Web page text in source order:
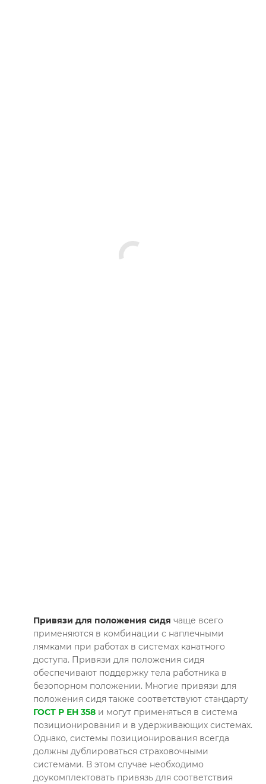
Привязи для положения сидя чаще всего
применяются в комбинации с наплечными
лямками при работах в системах канатного
доступа. Привязи для положения сидя
обеспечивают поддержку тела работника в
безопорном положении. Многие привязи для
положения сидя также соответствуют стандарту
ГОСТ Р ЕН 358 и могут применяться в система
позиционирования и в удерживающих системах.
Однако, системы позиционирования всегда
должны дублироваться страховочными
системами. В этом случае необходимо
доукомплектовать привязь для соответствия